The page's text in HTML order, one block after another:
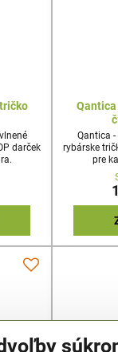
darček
Qantica
rybárske
pre